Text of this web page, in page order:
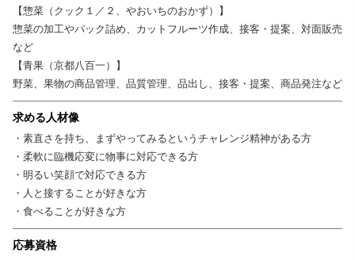
【惣菜（クック１／２、やおいちのおかず）】
惣菜の加工やパック詰め、カットフルーツ作成、接客・提案、対面販売
など
【青果（京都八百一）】
野菜、果物の商品管理、品質管理、品出し、接客・提案、商品発注など
求める人材像
・素直さを持ち、まずやってみるというチャレンジ精神がある方
・柔軟に臨機応変に物事に対応できる方
・明るい笑顔で対応できる方
・人と接することが好きな方
・食べることが好きな方
応募資格